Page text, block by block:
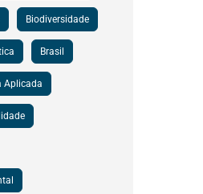
Biodiversidade
Brasil
Aplicada